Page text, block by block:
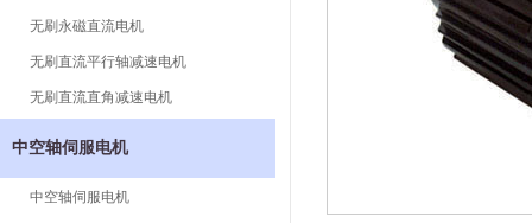
无刷永磁直流电机
无刷直流平行轴减速电机
无刷直流直角减速电机
中空轴伺服电机
中空轴伺服电机